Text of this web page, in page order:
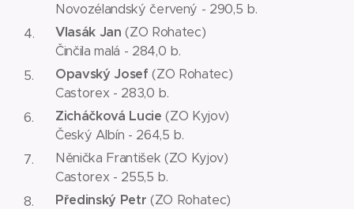
Novozélandský červený - 290,5 b.
Vlasák Jan (ZO Rohatec)
Činčila malá - 284,0 b.
Opavský Josef(ZO Rohatec)
Castorex - 283,0 b.
Zicháčková Lucie (ZO Kyjov)
Český Albín - 264,5 b.
Něnička František (ZO Kyjov)
Castorex - 255,5 b.
Předinský Petr (ZO Rohatec)